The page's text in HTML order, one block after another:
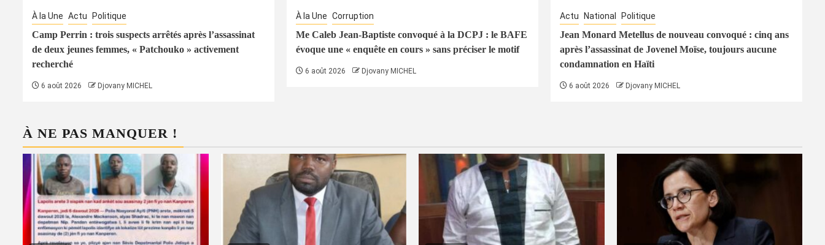
À la Une Actu Politique
Camp Perrin : trois suspects arrêtés après l’assassinat
de deux jeunes femmes, « Patchouko » activement
recherché
6 août 2026 Djovany MICHEL
À la Une Corruption
Me Caleb Jean-Baptiste convoqué à la DCPJ : le BAFE
évoque une « enquête en cours » sans préciser le motif
6 août 2026 Djovany MICHEL
Actu National Politique
Jean Monard Metellus de nouveau convoqué : cinq ans
après l’assassinat de Jovenel Moïse, toujours aucune
condamnation en Haïti
6 août 2026 Djovany MICHEL
À NE PAS MANQUER !